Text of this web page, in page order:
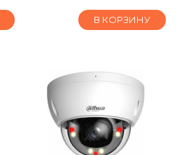
В КОРЗИНУ